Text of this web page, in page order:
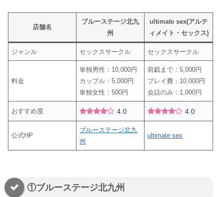
店舗名
ブルーステージ北九
州
ultimate sex(アルテ
ィメイト・セックス)
ジャンル セックスサークル セックスサークル
料金
単独男性：10,000円
カップル：5,000円
単独女性：500円
前戯まで：5,000円
プレイ費：10,000円
会話のみ：1,000円
おすすめ度 4.0 4.0
公式HP
ブルーステージ北九
州
ultimate sex
①ブルーステージ北九州